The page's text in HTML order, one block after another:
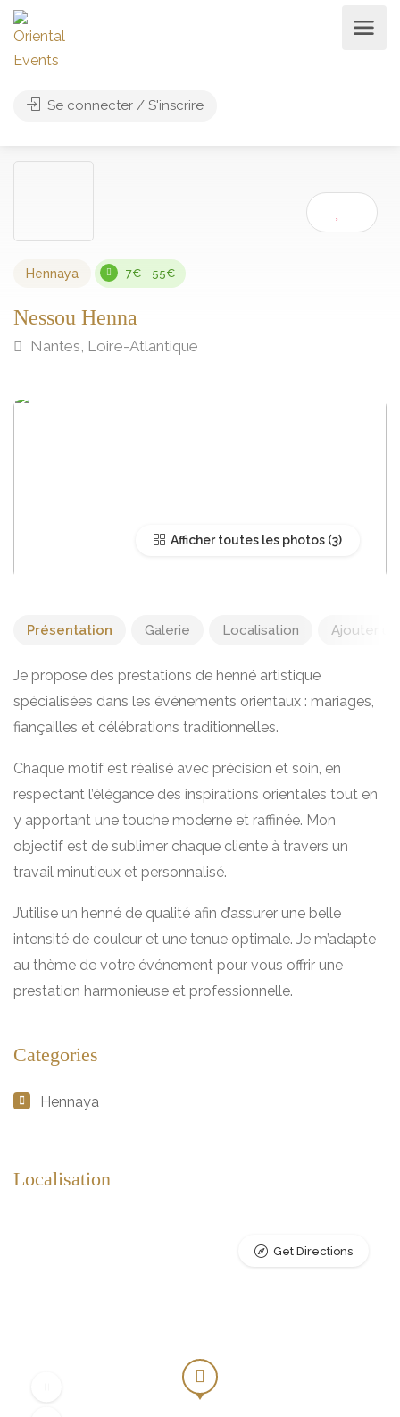
Se connecter / S'inscrire
Hennaya 7€ - 55€
Nessou Henna
Nantes, Loire-Atlantique
Afficher toutes les photos
Présentation Galerie Localisation Ajouter un
Je propose des prestations de henné artistique
spécialisées dans les événements orientaux : mariages,
fiançailles et célébrations traditionnelles.
Chaque motif est réalisé avec précision et soin, en
respectant l’élégance des inspirations orientales tout en
y apportant une touche moderne et raffinée. Mon
objectif est de sublimer chaque cliente à travers un
travail minutieux et personnalisé.
J’utilise un henné de qualité afin d’assurer une belle
intensité de couleur et une tenue optimale. Je m’adapte
au thème de votre événement pour vous offrir une
prestation harmonieuse et professionnelle.
Categories
Hennaya
Localisation
Get Directions